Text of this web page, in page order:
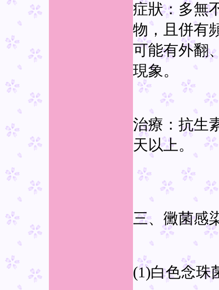
症狀：多無
物，且併有
可能有外翻
現象。
治療：抗生
天以上。
三、黴菌感
(1)白色念珠